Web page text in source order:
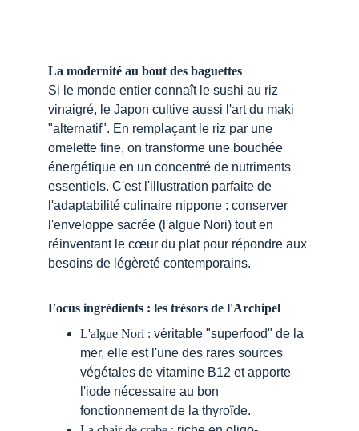
La modernité au bout des baguettes
Si le monde entier connaît le sushi au riz
vinaigré, le Japon cultive aussi l'art du maki
"alternatif". En remplaçant le riz par une
omelette fine, on transforme une bouchée
énergétique en un concentré de nutriments
essentiels. C'est l'illustration parfaite de
l'adaptabilité culinaire nippone : conserver
l'enveloppe sacrée (l'algue Nori) tout en
réinventant le cœur du plat pour répondre aux
besoins de légèreté contemporains.
Focus ingrédients : les trésors de l'Archipel
L'algue Nori : véritable "superfood" de la
mer, elle est l'une des rares sources
végétales de vitamine B12 et apporte
l'iode nécessaire au bon
fonctionnement de la thyroïde.